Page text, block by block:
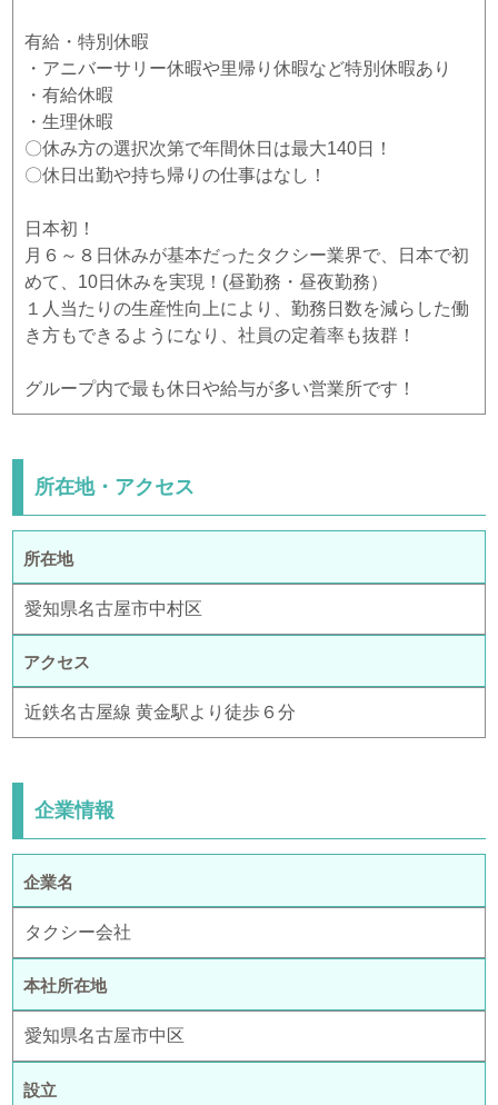
有給・特別休暇
・アニバーサリー休暇や里帰り休暇など特別休暇あり
・有給休暇
・生理休暇
〇休み方の選択次第で年間休日は最大140日！
〇休日出勤や持ち帰りの仕事はなし！
日本初！
月６～８日休みが基本だったタクシー業界で、日本で初
めて、10日休みを実現！(昼勤務・昼夜勤務）
１人当たりの生産性向上により、勤務日数を減らした働
き方もできるようになり、社員の定着率も抜群！
グループ内で最も休日や給与が多い営業所です！
所在地・アクセス
所在地
愛知県名古屋市中村区
アクセス
近鉄名古屋線 黄金駅より徒歩６分
企業情報
企業名
タクシー会社
本社所在地
愛知県名古屋市中区
設立